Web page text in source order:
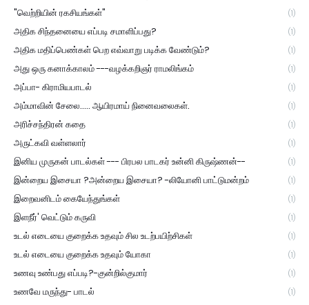
"வெற்றியின் ரகசியங்கள்" (1)
அதிக சிந்தனையை எப்படி சமாளிப்பது? (1)
அதிக மதிப்பெண்கள் பெற எவ்வாறு படிக்க வேண்டும்? (1)
அது ஒரு கனாக்காலம் ---வழக்கறிஞர் ராமலிங்கம் (1)
அப்பா- கிராமியபாடல் (1)
அம்மாவின் சேலை..... ஆயிரமாய் நினைவலைகள். (1)
அரிச்சந்திரன் கதை (1)
அருட்கவி வள்ளலார் (1)
இனிய முருகன் பாடல்கள் --- பிரபல பாடகர் உன்னி கிருஷ்ணன்-- (1)
இன்றைய இசையா ?அன்றைய இசையா? -லியோனி பாட்டுமன்றம் (1)
இறைவனிடம் கையேந்துங்கள் (1)
இளநீர்' வெட்டும் கருவி (1)
உடல் எடையை குறைக்க உதவும் சில உடற்பயிற்சிகள் (1)
உடல் எடையை குறைக்க உதவும் யோகா (1)
உணவு உண்பது எப்படி?-குன்றில்குமார் (1)
உணவே மருந்து- பாடல் (1)